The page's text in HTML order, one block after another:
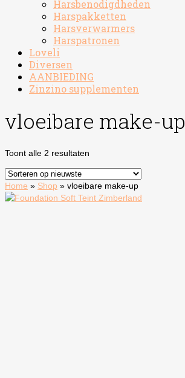
Harsbenodigdheden
Harspakketten
Harsverwarmers
Harspatronen
Loveli
Diversen
AANBIEDING
Zinzino supplementen
vloeibare make-up
Toont alle 2 resultaten
Home » Shop » vloeibare make-up